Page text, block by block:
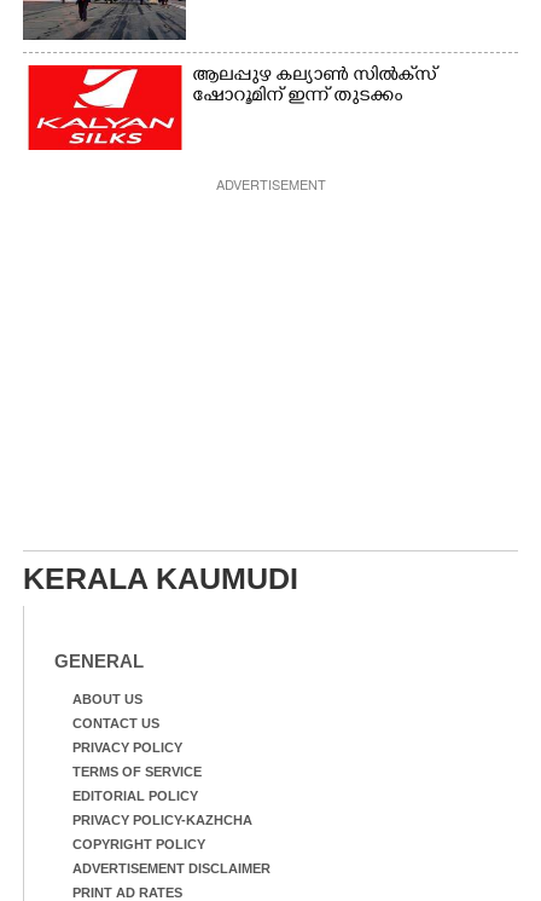
ആലപ്പുഴ കല്യാൺ സിൽക്‌സ്
ഷോറൂമിന് ഇന്ന് തുടക്കം
ADVERTISEMENT
KERALA KAUMUDI
GENERAL
ABOUT US
CONTACT US
PRIVACY POLICY
TERMS OF SERVICE
EDITORIAL POLICY
PRIVACY POLICY-KAZHCHA
COPYRIGHT POLICY
ADVERTISEMENT DISCLAIMER
PRINT AD RATES